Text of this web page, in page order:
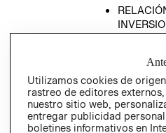
Utilizamos cookies de
rastreo de editores
nuestro sitio web,
entregar publicidad
boletines informativos en